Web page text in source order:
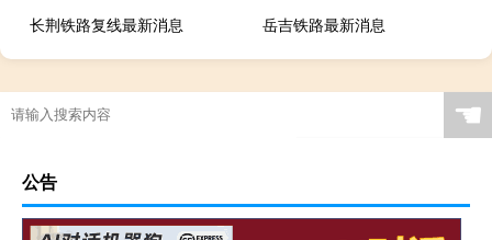
长荆铁路复线最新消息
岳吉铁路最新消息
☚
公告